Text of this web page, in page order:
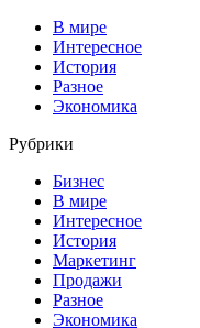
В мире
Интересное
История
Разное
Экономика
Рубрики
Бизнес
В мире
Интересное
История
Маркетинг
Продажи
Разное
Экономика